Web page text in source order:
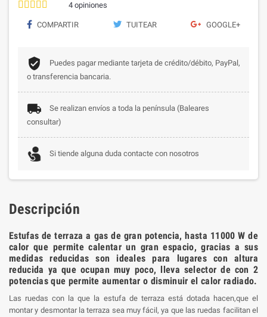
4 opiniones
COMPARTIR TUITEAR GOOGLE+
Puedes pagar mediante tarjeta de crédito/débito, PayPal,
o transferencia bancaria.
Se realizan envíos a toda la península (Baleares
consultar)
Si tiende alguna duda contacte con nosotros
Descripción
Estufas de terraza a gas de gran potencia, hasta 11000 W de
calor que permite calentar un gran espacio, gracias a sus
medidas reducidas son ideales para lugares con altura
reducida ya que ocupan muy poco, lleva selector de con 2
potencias que permite aumentar o disminuir el calor radiado.
Las ruedas con la que la estufa de terraza está dotada hacen,que el
montar y desmontar la terraza sea muy fácil, ya que las ruedas facilitan el